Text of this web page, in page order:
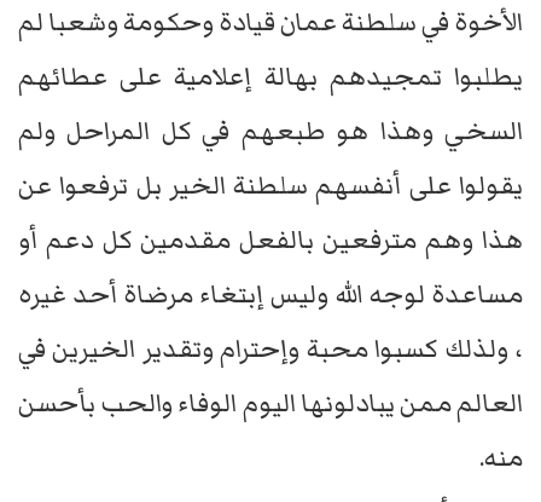
الأخوة في سلطنة عمان قيادة وحكومة وشعبا لم
يطلبوا تمجيدهم بهالة إعلامية على عطائهم
السخي وهذا هو طبعهم في كل المراحل ولم
يقولوا على أنفسهم سلطنة الخير بل ترفعوا عن
هذا وهم مترفعين بالفعل مقدمين كل دعم أو
مساعدة لوجه الله وليس إبتغاء مرضاة أحد غيره
، ولذلك كسبوا محبة وإحترام وتقدير الخيرين في
العالم ممن يبادلونها اليوم الوفاء والحب بأحسن
منه.